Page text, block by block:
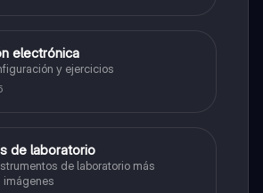
electrónica
y ejercicios
de laboratorio
de laboratorio más
imágenes